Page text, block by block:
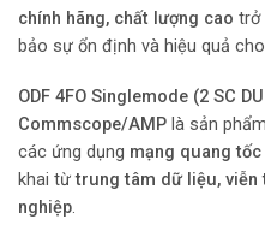
chính hãng, chất lượng cao trở
bảo sự ổn định và hiệu quả
ODF 4FO Singlemode (2 SC
Commscope/AMP là sản
các ứng dụng mạng quang
khai từtrung tâm dữ liệu, viễn
nghiệp.